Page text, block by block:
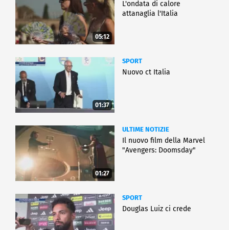
05:12
L'ondata di calore
attanaglia l'Italia
01:37
SPORT
Nuovo ct Italia
01:27
ULTIME NOTIZIE
Il nuovo film della Marvel
"Avengers: Doomsday"
SPORT
Douglas Luiz ci crede